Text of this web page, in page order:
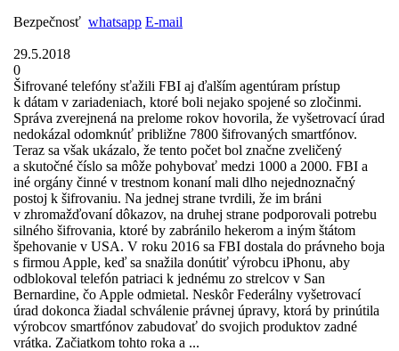
Bezpečnosť whatsapp E-mail
29.5.2018
0
Šifrované telefóny sťažili FBI aj ďalším agentúram prístup
k dátam v zariadeniach, ktoré boli nejako spojené so zločinmi.
Správa zverejnená na prelome rokov hovorila, že vyšetrovací úrad
nedokázal odomknúť približne 7800 šifrovaných smartfónov.
Teraz sa však ukázalo, že tento počet bol značne zveličený
a skutočné číslo sa môže pohybovať medzi 1000 a 2000. FBI a
iné orgány činné v trestnom konaní mali dlho nejednoznačný
postoj k šifrovaniu. Na jednej strane tvrdili, že im bráni
v zhromažďovaní dôkazov, na druhej strane podporovali potrebu
silného šifrovania, ktoré by zabránilo hekerom a iným štátom
špehovanie v USA. V roku 2016 sa FBI dostala do právneho boja
s firmou Apple, keď sa snažila donútiť výrobcu iPhonu, aby
odblokoval telefón patriaci k jednému zo strelcov v San
Bernardine, čo Apple odmietal. Neskôr Federálny vyšetrovací
úrad dokonca žiadal schválenie právnej úpravy, ktorá by prinútila
výrobcov smartfónov zabudovať do svojich produktov zadné
vrátka. Začiatkom tohto roka a ...